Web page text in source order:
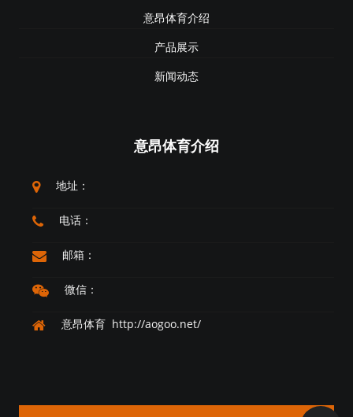
意昂体育介绍
产品展示
新闻动态
意昂体育介绍
地址：
电话：
邮箱：
微信：
意昂体育 http://aogoo.net/